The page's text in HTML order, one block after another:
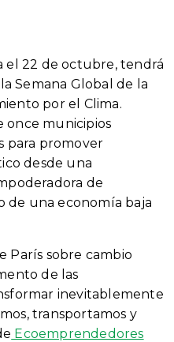
el 22 de octubre, tendrá
Semana Global de la
por el Clima.
once municipios
para promover
desde una
de
de una economía baja
París sobre cambio
de las
inevitablemente
transportamos y
Ecoemprendedores